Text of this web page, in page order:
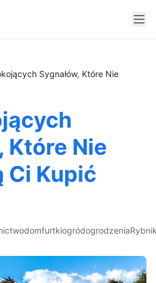
Sygnałów, Które Nie
Które Nie
Ci Kupić
domfurtkiogródogrodzenia